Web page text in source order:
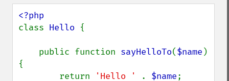
class Hello {
    public function
sayHelloTo($name )
{
        return
'Hello ' . $name;